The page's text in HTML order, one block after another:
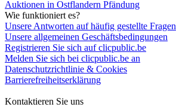
Auktionen in Ostflandern Pfändung
Wie funktioniert es?
Unsere Antworten auf häufig gestellte Fragen
Unsere allgemeinen Geschäftsbedingungen
Registrieren Sie sich auf clicpublic.be
Melden Sie sich bei clicpublic.be an
Datenschutzrichtlinie & Cookies
Barrierefreiheitserklärung
Kontaktieren Sie uns